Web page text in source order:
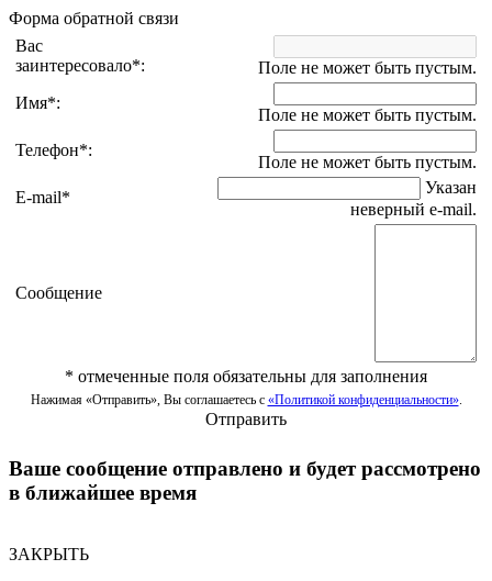
Форма обратной связи
Вас
заинтересовало*:
Поле не может быть пустым.
Имя*:
Поле не может быть пустым.
Телефон*:
Поле не может быть пустым.
E-mail*
Указан
неверный e-mail.
Сообщение
* отмеченные поля обязательны для заполнения
Нажимая «Отправить», Вы соглашаетесь с «Политикой конфиденциальности».
Отправить
Ваше сообщение отправлено и будет рассмотрено
в ближайшее время
ЗАКРЫТЬ